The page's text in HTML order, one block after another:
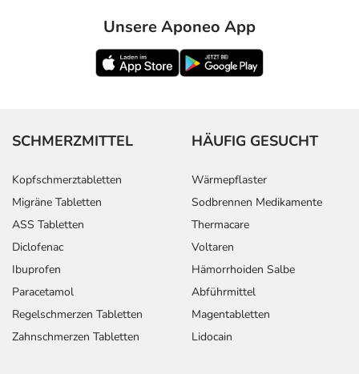
Unsere Aponeo App
SCHMERZMITTEL
Kopfschmerztabletten
Migräne Tabletten
ASS Tabletten
Diclofenac
Ibuprofen
Paracetamol
Regelschmerzen Tabletten
Zahnschmerzen Tabletten
HÄUFIG GESUCHT
Wärmepflaster
Sodbrennen Medikamente
Thermacare
Voltaren
Hämorrhoiden Salbe
Abführmittel
Magentabletten
Lidocain